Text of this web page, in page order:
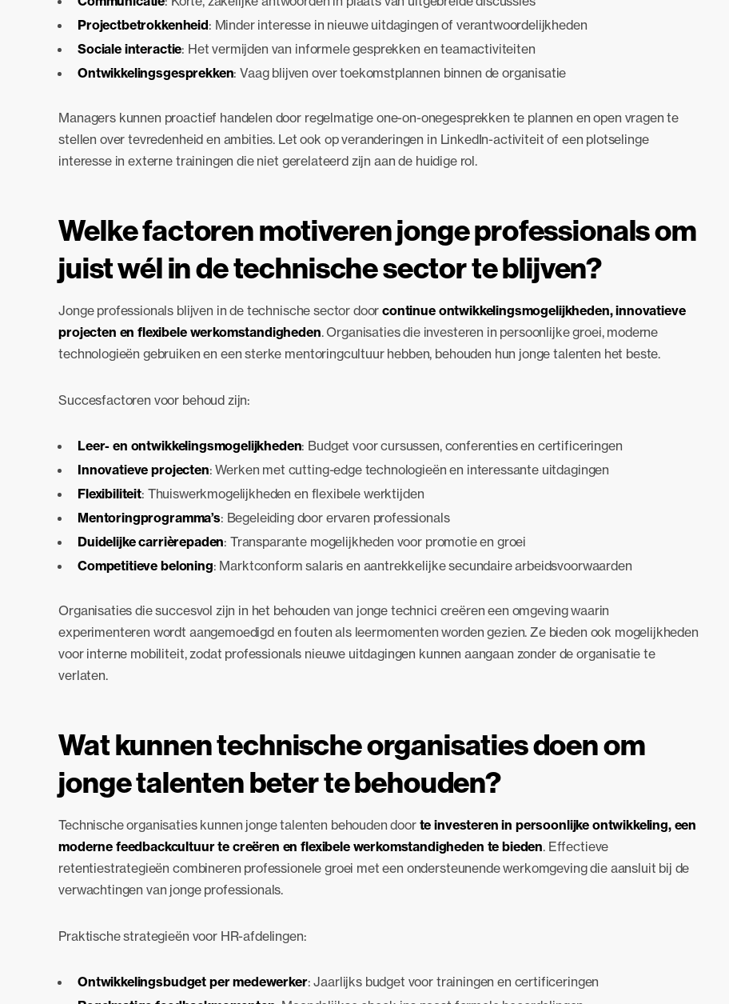
Projectbetrokkenheid: Minder interesse in nieuwe uitdagingen of verantwoordelijkheden
Sociale interactie: Het vermijden van informele gesprekken en teamactiviteiten
Ontwikkelingsgesprekken: Vaag blijven over toekomstplannen binnen de organisatie
Managers kunnen proactief handelen door regelmatige one-on-onegesprekken te plannen en open vragen te
stellen over tevredenheid en ambities. Let ook op veranderingen in LinkedIn-activiteit of een plotselinge
interesse in externe trainingen die niet gerelateerd zijn aan de huidige rol.
Welke factoren motiveren jonge professionals om
juist wél in de technische sector te blijven?
Jonge professionals blijven in de technische sector doorcontinue ontwikkelingsmogelijkheden, innovatieve
projecten en flexibele werkomstandigheden. Organisaties die investeren in persoonlijke groei, moderne
technologieën gebruiken en een sterke mentoringcultuur hebben, behouden hun jonge talenten het beste.
Succesfactoren voor behoud zijn:
Leer- en ontwikkelingsmogelijkheden: Budget voor cursussen, conferenties en certificeringen
Innovatieve projecten: Werken met cutting-edge technologieën en interessante uitdagingen
Flexibiliteit: Thuiswerkmogelijkheden en flexibele werktijden
Mentoringprogramma’s: Begeleiding door ervaren professionals
Duidelijke carrièrepaden: Transparante mogelijkheden voor promotie en groei
Competitieve beloning: Marktconform salaris en aantrekkelijke secundaire arbeidsvoorwaarden
Organisaties die succesvol zijn in het behouden van jonge technici creëren een omgeving waarin
experimenteren wordt aangemoedigd en fouten als leermomenten worden gezien. Ze bieden ook mogelijkheden
voor interne mobiliteit, zodat professionals nieuwe uitdagingen kunnen aangaan zonder de organisatie te
verlaten.
Wat kunnen technische organisaties doen om
jonge talenten beter te behouden?
Technische organisaties kunnen jonge talenten behouden door te investeren in persoonlijke ontwikkeling, een
moderne feedbackcultuur te creëren en flexibele werkomstandigheden te bieden. Effectieve
retentiestrategieën combineren professionele groei met een ondersteunende werkomgeving die aansluit bij de
verwachtingen van jonge professionals.
Praktische strategieën voor HR-afdelingen:
Ontwikkelingsbudget per medewerker: Jaarlijks budget voor trainingen en certificeringen